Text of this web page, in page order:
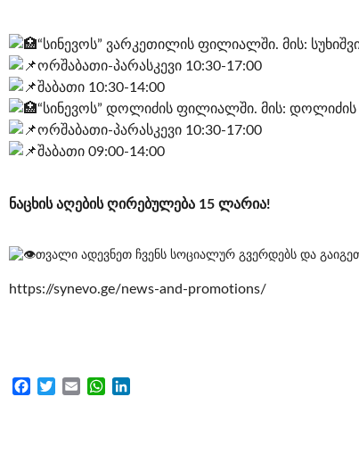
“სინევოს” ვარკეთილის ფილიალში. მის:
ორშაბათი-პარასკევი 10:30-17:00
შაბათი 10:30-14:00
“სინევოს” დოლიძის ფილიალში. მის:
ორშაბათი-პარასკევი 10:30-17:00
შაბათი 09:00-14:00
ნაცხის აღების ღირებულება 15 ლარია!
თვალი ადევნეთ ჩვენს სოციალურ გვერდებს და
https://synevo.ge/news-and-promotions/
FacebookTwitter
Email WhatsApp